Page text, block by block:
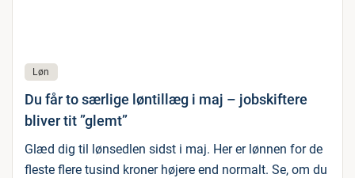
Løn
Du får to særlige løntillæg i maj – jobskiftere
bliver tit ”glemt”
Glæd dig til lønsedlen sidst i maj. Her er lønnen for de
fleste flere tusind kroner højere end normalt. Se, om du